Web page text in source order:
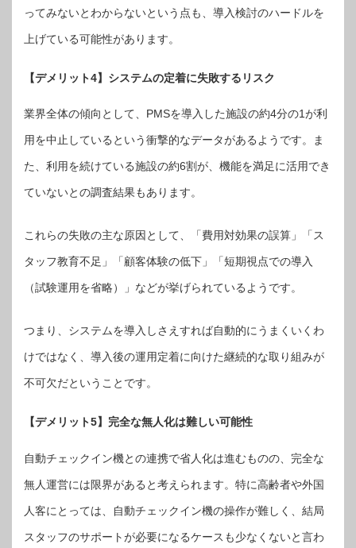
ってみないとわからないという点も、導入検討のハードルを
上げている可能性があります。
【デメリット4】システムの定着に失敗するリスク
業界全体の傾向として、PMSを導入した施設の約4分の1が利
用を中止しているという衝撃的なデータがあるようです。ま
た、利用を続けている施設の約6割が、機能を満足に活用でき
ていないとの調査結果もあります。
これらの失敗の主な原因として、「費用対効果の誤算」「ス
タッフ教育不足」「顧客体験の低下」「短期視点での導入
（試験運用を省略）」などが挙げられているようです。
つまり、システムを導入しさえすれば自動的にうまくいくわ
けではなく、導入後の運用定着に向けた継続的な取り組みが
不可欠だということです。
【デメリット5】完全な無人化は難しい可能性
自動チェックイン機との連携で省人化は進むものの、完全な
無人運営には限界があると考えられます。特に高齢者や外国
人客にとっては、自動チェックイン機の操作が難しく、結局
スタッフのサポートが必要になるケースも少なくないと言わ